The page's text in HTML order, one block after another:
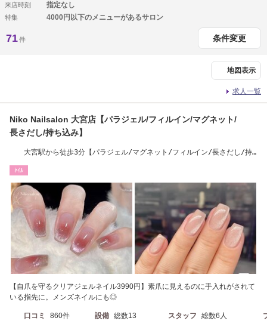
来店時刻 指定なし
特集 4000円以下のメニューがあるサロン
71件 条件変更
地図表示
求人一覧
Niko Nailsalon 大宮店【パラジェル/フィルイン/マグネット/
長さだし/持ち込み】
大宮駅から徒歩3分【パラジェル/マグネット/フィルイン/長さだし/持
ﾈｲﾙ
【自爪を守るクリアジェルネイル3990円】素爪に見えるのに手入れがされて
いる指先に。メンズネイルにも◎
口コミ 860件 設備 総数13 スタッフ 総数6人